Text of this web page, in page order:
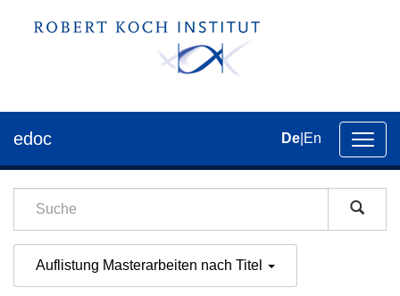
der
edoc De En
Auflistung Masterarbeiten nach Titel